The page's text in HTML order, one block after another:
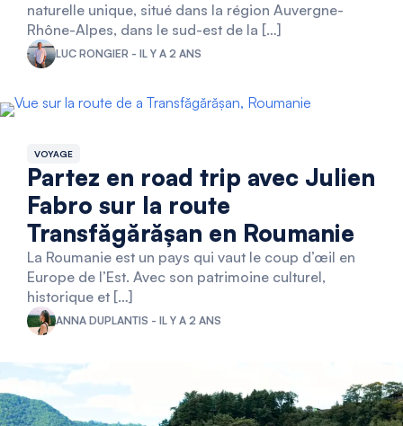
naturelle unique, situé dans la région Auvergne-
Rhône-Alpes, dans le sud-est de la […]
LUC RONGIER - IL Y A 2 ANS
VOYAGE
Partez en road trip avec Julien
Fabro sur la route
Transfăgărășan en Roumanie
La Roumanie est un pays qui vaut le coup d’œil en
Europe de l’Est. Avec son patrimoine culturel,
historique et […]
ANNA DUPLANTIS - IL Y A 2 ANS